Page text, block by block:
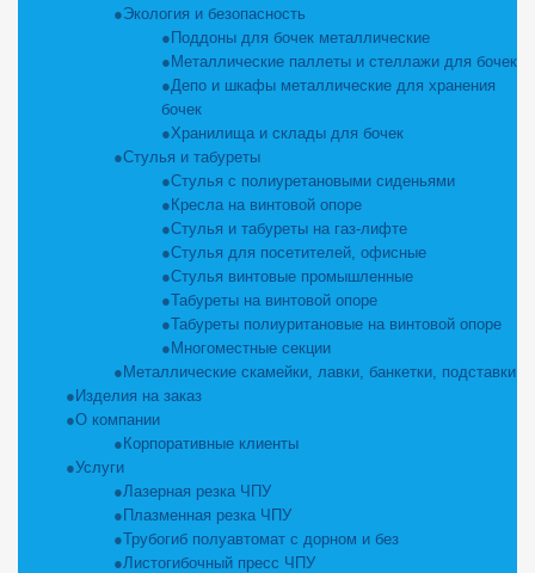
Экология и безопасность
Поддоны для бочек металлические
Металлические паллеты и стеллажи для бочек
Депо и шкафы металлические для хранения
бочек
Хранилища и склады для бочек
Стулья и табуреты
Стулья с полиуретановыми сиденьями
Кресла на винтовой опоре
Стулья и табуреты на газ-лифте
Стулья для посетителей, офисные
Стулья винтовые промышленные
Табуреты на винтовой опоре
Табуреты полиуритановые на винтовой опоре
Многоместные секции
Металлические скамейки, лавки, банкетки, подставки
Изделия на заказ
О компании
Корпоративные клиенты
Услуги
Лазерная резка ЧПУ
Плазменная резка ЧПУ
Трубогиб полуавтомат с дорном и без
Листогибочный пресс ЧПУ